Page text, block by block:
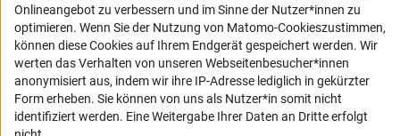
Benedikt Soja, Geodäsie und Geophysik
Der Geodät und Geophysiker Benedikt Soja untersucht die
Korona der Sonne mithilfe von Radioteleskopen. Dazu hat er in
seiner Masterarbeit an der Technischen Universität Wien eine
Methode entwickelt, um kontinuierlich die Struktur und den
Onlineangebot zu verbessern und im Sinne der Nutzer*innen zu
optimieren. Wenn Sie der Nutzung von Matomo-Cookieszustimmen,
können diese Cookies auf Ihrem Endgerät gespeichert werden. Wir
werten das Verhalten von unseren Webseitenbesucher*innen
anonymisiert aus, indem wir ihre IP-Adresse lediglich in gekürzter
Form erheben. Sie können von uns als Nutzer*in somit nicht
identifiziert werden. Eine Weitergabe Ihrer Daten an Dritte erfolgt